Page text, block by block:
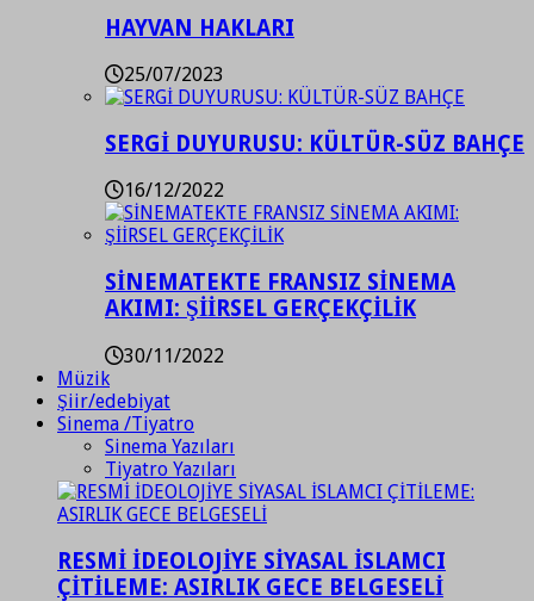
HAYVAN HAKLARI
25/07/2023
SERGİ DUYURUSU: KÜLTÜR-SÜZ BAHÇE
16/12/2022
SİNEMATEKTE FRANSIZ SİNEMA
AKIMI: ŞİİRSEL GERÇEKÇİLİK
30/11/2022
Müzik
Şiir/edebiyat
Sinema /Tiyatro
Sinema Yazıları
Tiyatro Yazıları
RESMİ İDEOLOJİYE SİYASAL İSLAMCI
ÇİTİLEME: ASIRLIK GECE BELGESELİ